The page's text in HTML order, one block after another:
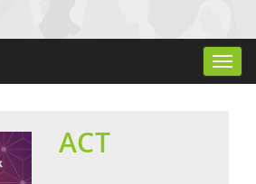
ACT